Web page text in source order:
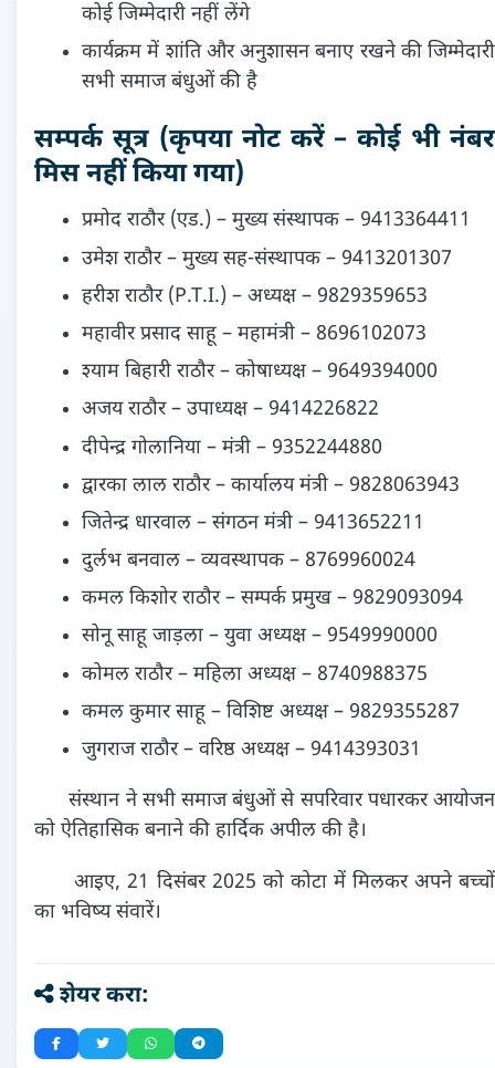
कोई जिम्मेदारी नहीं लेंगे
कार्यक्रम में शांति और अनुशासन बनाए रखने की जिम्मेदारी
सभी समाज बंधुओं की है
सम्पर्क सूत्र (कृपया नोट करें – कोई भी नंबर
मिस नहीं किया गया)
प्रमोद राठौर (एड.) – मुख्य संस्थापक – 9413364411
उमेश राठौर – मुख्य सह-संस्थापक – 9413201307
हरीश राठौर (P.T.I.) – अध्यक्ष – 9829359653
महावीर प्रसाद साहू – महामंत्री – 8696102073
श्याम बिहारी राठौर – कोषाध्यक्ष – 9649394000
अजय राठौर – उपाध्यक्ष – 9414226822
दीपेन्द्र गोलानिया – मंत्री – 9352244880
द्वारका लाल राठौर – कार्यालय मंत्री – 9828063943
जितेन्द्र धारवाल – संगठन मंत्री – 9413652211
दुर्लभ बनवाल – व्यवस्थापक – 8769960024
कमल किशोर राठौर – सम्पर्क प्रमुख – 9829093094
सोनू साहू जाड़ला – युवा अध्यक्ष – 9549990000
कोमल राठौर – महिला अध्यक्ष – 8740988375
कमल कुमार साहू – विशिष्ट अध्यक्ष – 9829355287
जुगराज राठौर – वरिष्ठ अध्यक्ष – 9414393031
संस्थान ने सभी समाज बंधुओं से सपरिवार पधारकर आयोजन
को ऐतिहासिक बनाने की हार्दिक अपील की है।
आइए, 21 दिसंबर 2025 को कोटा में मिलकर अपने बच्चों
का भविष्य संवारें।
शेयर करा: